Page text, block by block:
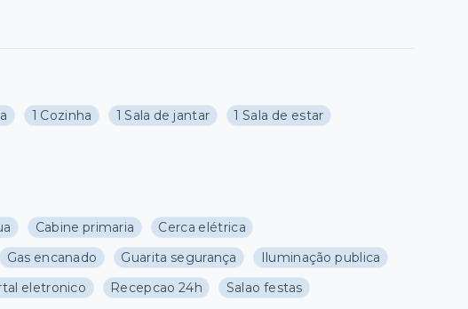
1 Cozinha 1 Sala de jantar
1 Sala de estar
Cabine primaria
Cerca elétrica
Gas encanado Guarita segurança
Iluminação publica
eletronico Recepcao 24h
Salao festas